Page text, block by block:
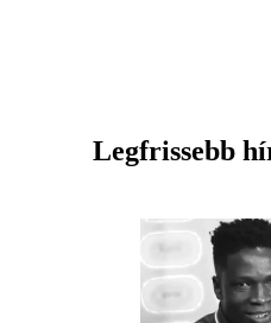
Legfrissebb